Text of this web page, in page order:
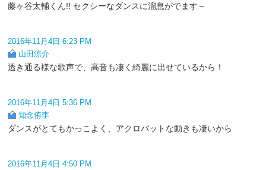
藤ヶ谷太輔くん!! セクシーなダンスに溜息がでます～
2016年11月4日 6:23 PM
山田涼介
透き通る様な歌声で、高音も凄く綺麗に出せているから！
2016年11月4日 5:36 PM
知念侑李
ダンスがとてもかっこよく、アクロバットな動きも凄いから
2016年11月4日 4:50 PM